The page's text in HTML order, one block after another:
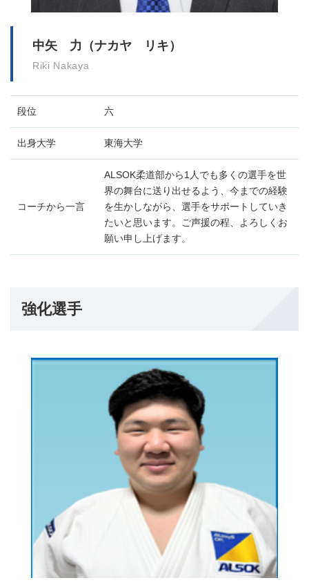
中矢 力（ナカヤ リキ）
Riki Nakaya
段位 六
出身大学 東海大学
コーチから一言
ALSOK柔道部から1人でも多くの選手を世
界の舞台に送り出せるよう、今までの経験
を生かしながら、選手をサポートしていき
たいと思います。ご声援の程、よろしくお
願い申し上げます。
強化選手